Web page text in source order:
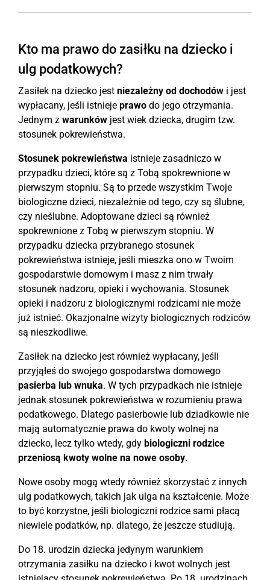
Kto ma prawo do zasiłku na dziecko i
ulg podatkowych?
Zasiłek na dziecko jest niezależny od dochodów i jest
wypłacany, jeśli istnieje prawo do jego otrzymania.
Jednym z warunków jest wiek dziecka, drugim tzw.
stosunek pokrewieństwa.
Stosunek pokrewieństwa istnieje zasadniczo w
przypadku dzieci, które są z Tobą spokrewnione w
pierwszym stopniu. Są to przede wszystkim Twoje
biologiczne dzieci, niezależnie od tego, czy są ślubne,
czy nieślubne. Adoptowane dzieci są również
spokrewnione z Tobą w pierwszym stopniu. W
przypadku dziecka przybranego stosunek
pokrewieństwa istnieje, jeśli mieszka ono w Twoim
gospodarstwie domowym i masz z nim trwały
stosunek nadzoru, opieki i wychowania. Stosunek
opieki i nadzoru z biologicznymi rodzicami nie może
już istnieć. Okazjonalne wizyty biologicznych rodziców
są nieszkodliwe.
Zasiłek na dziecko jest również wypłacany, jeśli
przyjąłeś do swojego gospodarstwa domowego
pasierba lub wnuka. W tych przypadkach nie istnieje
jednak stosunek pokrewieństwa w rozumieniu prawa
podatkowego. Dlatego pasierbowie lub dziadkowie nie
mają automatycznie prawa do kwoty wolnej na
dziecko, lecz tylko wtedy, gdy biologiczni rodzice
przeniosą kwoty wolne na nowe osoby.
Nowe osoby mogą wtedy również skorzystać z innych
ulg podatkowych, takich jak ulga na kształcenie. Może
to być korzystne, jeśli biologiczni rodzice sami płacą
niewiele podatków, np. dlatego, że jeszcze studiują.
Do 18. urodzin dziecka jedynym warunkiem
otrzymania zasiłku na dziecko i kwot wolnych jest